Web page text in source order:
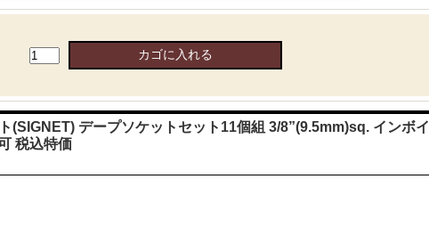
(SIGNET) デープソケットセット11個組 3/8”(9.5mm)sq. インボイ
税込特価